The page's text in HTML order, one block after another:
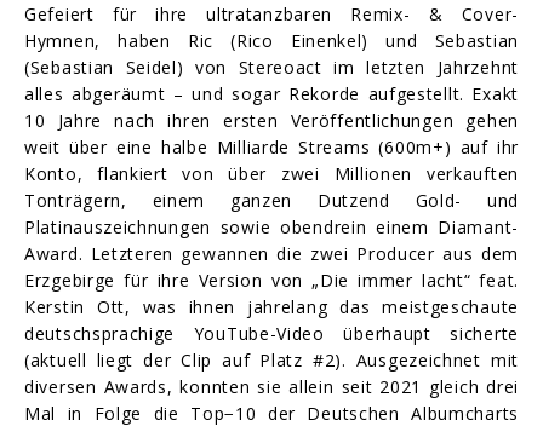
Gefeiert für ihre ultratanzbaren Remix- & Cover-
Hymnen, haben Ric (Rico Einenkel) und Sebastian
(Sebastian Seidel) von Stereoact im letzten Jahrzehnt
alles abgeräumt – und sogar Rekorde aufgestellt. Exakt
10 Jahre nach ihren ersten Veröffentlichungen gehen
weit über eine halbe Milliarde Streams (600m+) auf ihr
Konto, flankiert von über zwei Millionen verkauften
Tonträgern, einem ganzen Dutzend Gold- und
Platinauszeichnungen sowie obendrein einem Diamant-
Award. Letzteren gewannen die zwei Producer aus dem
Erzgebirge für ihre Version von „Die immer lacht“ feat.
Kerstin Ott, was ihnen jahrelang das meistgeschaute
deutschsprachige YouTube-Video überhaupt sicherte
(aktuell liegt der Clip auf Platz #2). Ausgezeichnet mit
diversen Awards, konnten sie allein seit 2021 gleich drei
Mal in Folge die Top−10 der Deutschen Albumcharts